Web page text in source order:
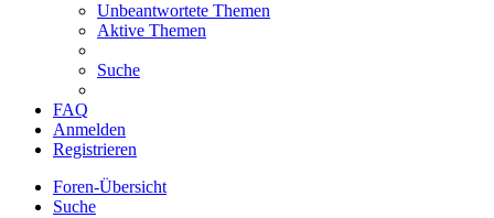
Unbeantwortete Themen
Aktive Themen
Suche
FAQ
Anmelden
Registrieren
Foren-Übersicht
Suche